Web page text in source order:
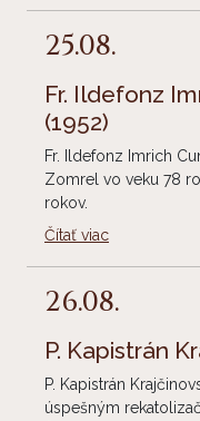
25.08.
Fr. Ildefonz
(1952)
Fr. Ildefonz Imrich
Zomrel vo veku 78
rokov.
Čítať viac
26.08.
P. Kapistrán
P. Kapistrán
úspešným